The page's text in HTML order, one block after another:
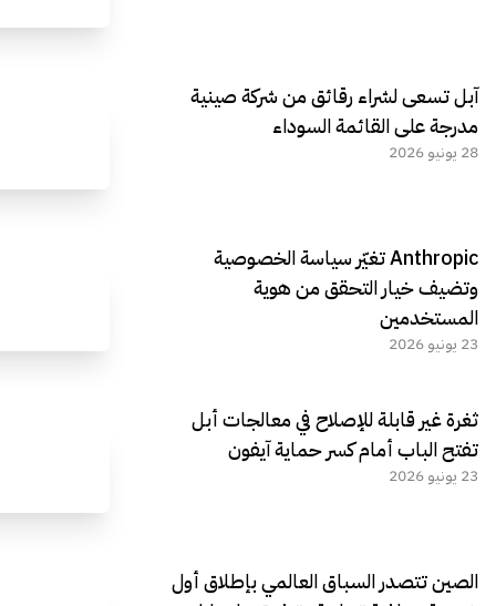
آبل تسعى لشراء رقائق من شركة صينية
مدرجة على القائمة السوداء
28 يونيو 2026
Anthropic تغيّر سياسة الخصوصية
وتضيف خيار التحقق من هوية
المستخدمين
23 يونيو 2026
ثغرة غير قابلة للإصلاح في معالجات أبل
تفتح الباب أمام كسر حماية آيفون
23 يونيو 2026
الصين تتصدر السباق العالمي بإطلاق أول